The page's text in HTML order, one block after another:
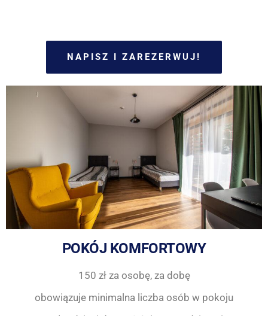
NAPISZ I ZAREZERWUJ!
POKÓJ KOMFORTOWY
150 zł za osobę, za dobę
obowiązuje minimalna liczba osób w pokoju